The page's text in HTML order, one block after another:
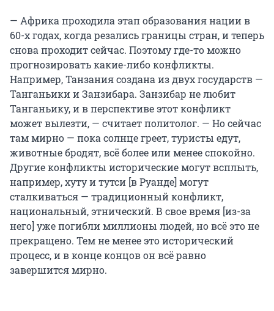
— Африка проходила этап образования нации в
60-х годах, когда резались границы стран, и теперь
снова проходит сейчас. Поэтому где-то можно
прогнозировать какие-либо конфликты.
Например, Танзания создана из двух государств —
Танганьики и Занзибара. Занзибар не любит
Танганьику, и в перспективе этот конфликт
может вылезти, — считает политолог. — Но сейчас
там мирно — пока солнце греет, туристы едут,
животные бродят, всё более или менее спокойно.
Другие конфликты исторические могут всплыть,
например, хуту и тутси [в Руанде] могут
сталкиваться — традиционный конфликт,
национальный, этнический. В свое время [из-за
него] уже погибли миллионы людей, но всё это не
прекращено. Тем не менее это исторический
процесс, и в конце концов он всё равно
завершится мирно.